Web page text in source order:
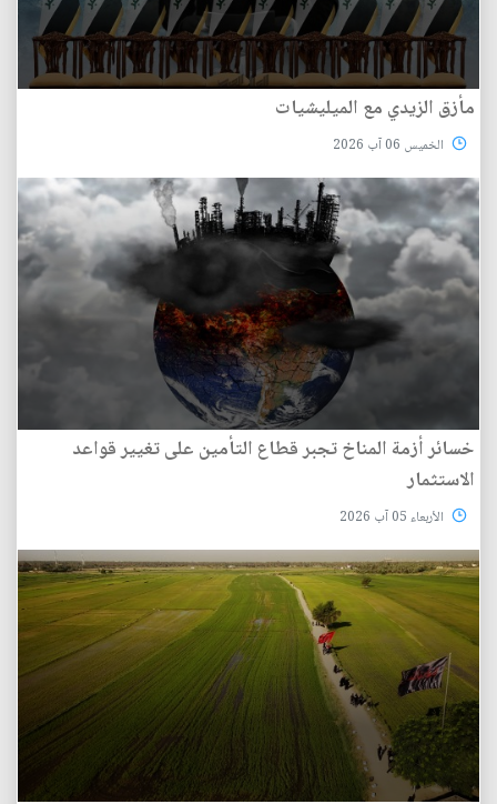
مأزق الزيدي مع الميليشيات
الخميس 06 آب 2026
خسائر أزمة المناخ تجبر قطاع التأمين على تغيير قواعد
الاستثمار
الأربعاء 05 آب 2026